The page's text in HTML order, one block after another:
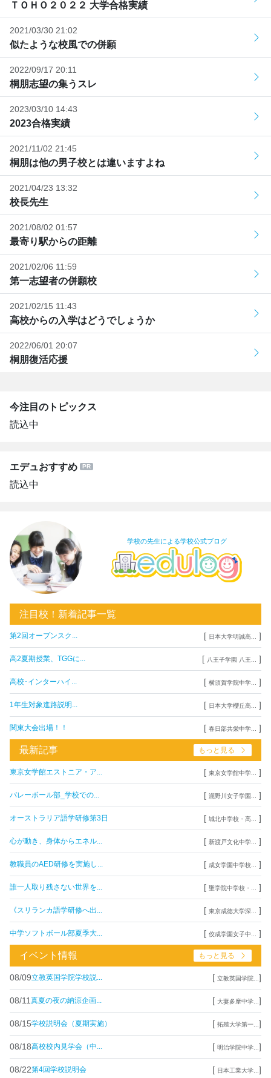
ＴＯＨＯ２０２２ 大学合格実績
2021/03/30 21:02
似たような校風での併願
2022/09/17 20:11
桐朋志望の集うスレ
2023/03/10 14:43
2023合格実績
2021/11/02 21:45
桐朋は他の男子校とは違いますよね
2021/04/23 13:32
校長先生
2021/08/02 01:57
最寄り駅からの距離
2021/02/06 11:59
第一志望者の併願校
2021/02/15 11:43
高校からの入学はどうでしょうか
2022/06/01 20:07
桐朋復活応援
今注目のトピックス
読込中
エデュおすすめ
読込中
学校の先生による学校公式ブログ
注目校！新着記事一覧
第2回オープンスク... [ 日本大学明誠高... ]
高2夏期授業、TGGに... [ 八王子学園 八王... ]
高校･インターハイ... [ 横須賀学院中学... ]
1年生対象進路説明... [ 日本大学櫻丘高... ]
関東大会出場！！ [ 春日部共栄中学... ]
最新記事 もっと見る
東京女学館エストニア・ア... [ 東京女学館中学... ]
バレーボール部_学校での... [ 瀧野川女子学園... ]
オーストラリア語学研修第3日 [ 城北中学校・高... ]
心が動き、身体からエネル... [ 新渡戸文化中学... ]
教職員のAED研修を実施し... [ 成女学園中学校... ]
誰一人取り残さない世界を... [ 聖学院中学校・... ]
《スリランカ語学研修へ出... [ 東京成徳大学深... ]
中学ソフトボール部夏季大... [ 佼成学園女子中... ]
イベント情報 もっと見る
08/09立教英国学院学校説... [ 立教英国学院... ]
08/11 真夏の夜の納涼企画... [ 大妻多摩中学... ]
08/15学校説明会（夏期実施） [ 拓殖大学第一... ]
08/18高校校内見学会（中... [ 明治学院中学... ]
08/22第4回学校説明会 [ 日本工業大学... ]